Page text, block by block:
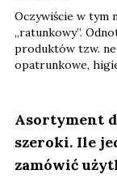
Oczywiście w tym
„ratunkowy”.
produktów tzw.
opatrunkowe,
Asortyment
szeroki. Ile
zamówić